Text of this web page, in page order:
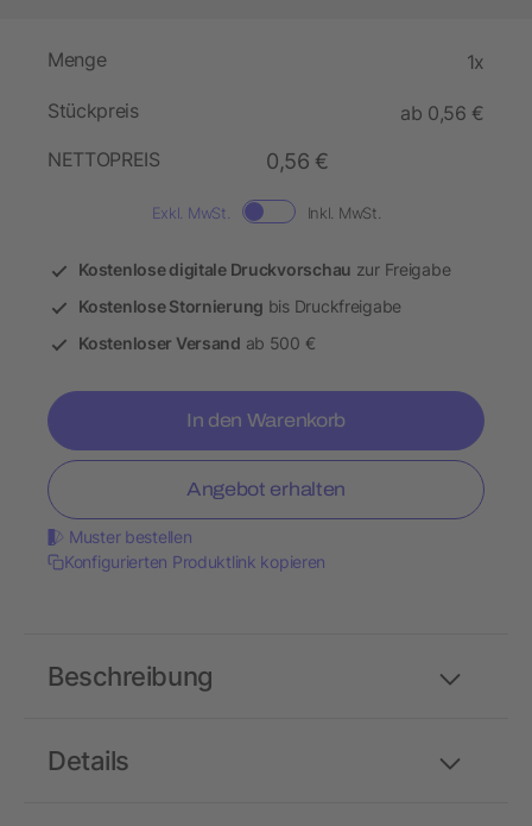
Menge 1x
Stückpreis
ab 0,56 €
NETTOPREIS
0,56 €
Exkl. MwSt. Inkl. MwSt.
Kostenlose digitale Druckvorschau zur Freigabe
Kostenlose Stornierung bis Druckfreigabe
Kostenloser Versand ab 500 €
In den Warenkorb
Angebot erhalten
Muster bestellen
Konfigurierten Produktlink kopieren
Details
Beschreibung